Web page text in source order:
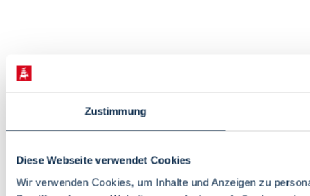
Zustimmung
Diese Webseite verwendet Cookies
Wir verwenden Cookies, um Inhalte und Anzeigen zu